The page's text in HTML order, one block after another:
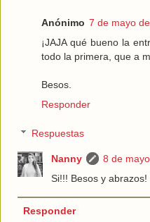
Anónimo 7 de mayo
¡JAJA qué bueno la
todo la primera, que a
Besos.
Responder
Respuestas
Nanny
8 de
Si!!! Besos y abrazos!
Responder